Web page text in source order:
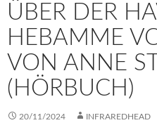
ÜBER DER
HEBAMME
VON ANNE
(HÖRBUCH)
20/11/2024 INFRAREDHEAD